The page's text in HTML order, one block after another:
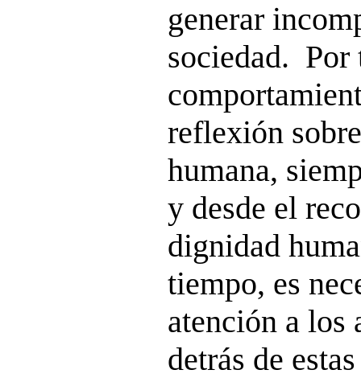
generar
sociedad. Por
reflexión
humana,
y desde el
dignidad
tiempo, es
atención a los
detrás de